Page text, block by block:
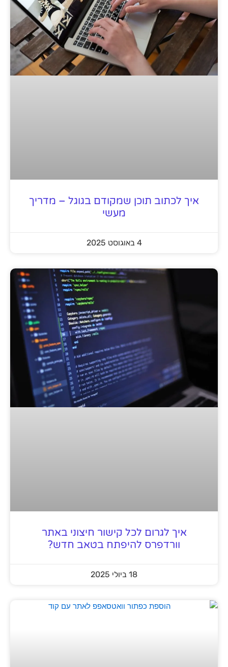
איך לכתוב תוכן שמקודם בגוגל – מדריך
מעשי
4 באוגוסט 2025
איך לגרום לכל קישור חיצוני באתר
וורדפרס להיפתח בטאב חדש?
18 ביולי 2025